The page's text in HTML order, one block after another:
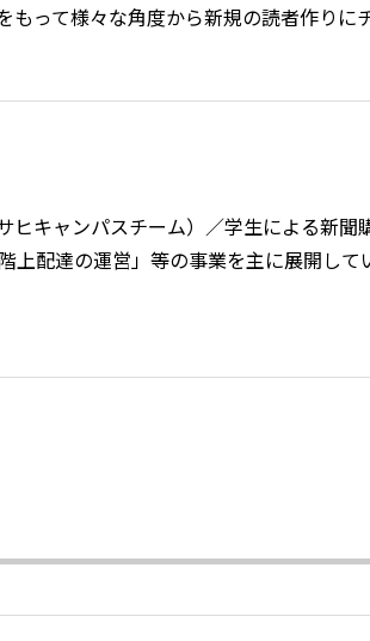
もって様々な角度から新規の読者作りに
ヒキャンパスチーム）／学生による新
上配達の運営」等の事業を主に展開し